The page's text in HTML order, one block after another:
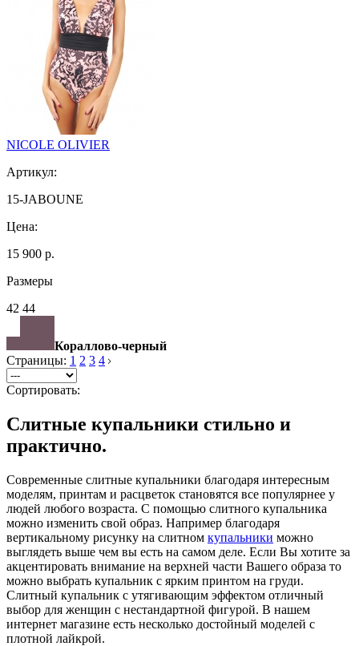
NICOLE OLIVIER
Артикул:
15-JABOUNE
Цена:
15 900 р.
Размеры
42 44
Кораллово-черный
Страницы: 1 2 3 4
Сортировать:
Слитные купальники стильно и
практично.
Современные слитные купальники благодаря интересным
моделям, принтам и расцветок становятся все популярнее у
людей любого возраста. С помощью слитного купальника
можно изменить свой образ. Например благодаря
вертикальному рисунку на слитном купальники можно
выглядеть выше чем вы есть на самом деле. Если Вы хотите за
акцентировать внимание на верхней части Вашего образа то
можно выбрать купальник с ярким принтом на груди.
Слитный купальник с утягивающим эффектом отличный
выбор для женщин с нестандартной фигурой. В нашем
интернет магазине есть несколько достойный моделей с
плотной лайкрой.